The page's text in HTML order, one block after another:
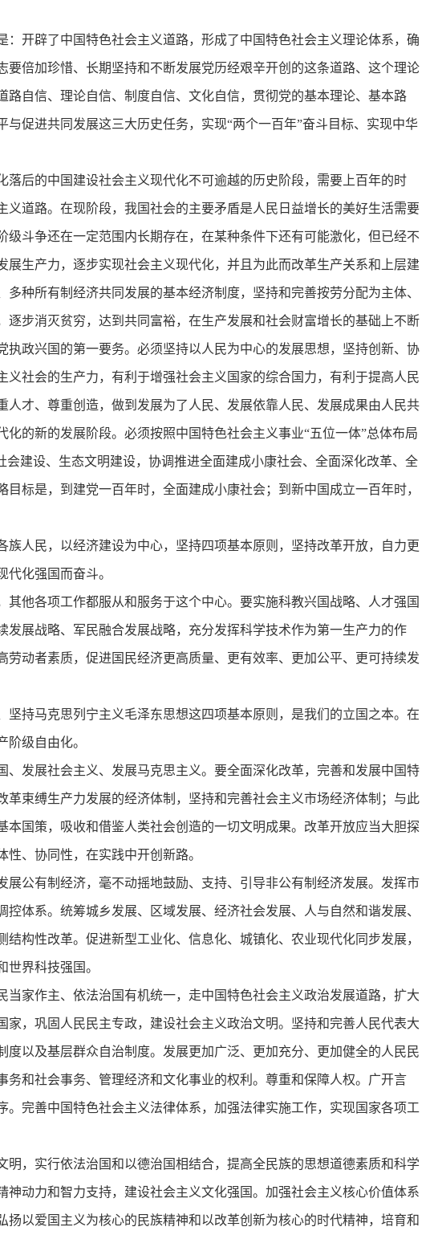
开辟了中国特色社会主义道路，形成了中国特色社会主义理论体系，确
倍加珍惜、长期坚持和不断发展党历经艰辛开创的这条道路、这个理论
自信、理论自信、制度自信、文化自信，贯彻党的基本理论、基本路
促进共同发展这三大历史任务，实现“两个一百年”奋斗目标、实现中华
后的中国建设社会主义现代化不可逾越的历史阶段，需要上百年的时
道路。在现阶段，我国社会的主要矛盾是人民日益增长的美好生活需要
斗争还在一定范围内长期存在，在某种条件下还有可能激化，但已经不
生产力，逐步实现社会主义现代化，并且为此而改革生产关系和上层建
种所有制经济共同发展的基本经济制度，坚持和完善按劳分配为主体、
步消灭贫穷，达到共同富裕，在生产发展和社会财富增长的基础上不断
政兴国的第一要务。必须坚持以人民为中心的发展思想，坚持创新、协
社会的生产力，有利于增强社会主义国家的综合国力，有利于提高人民
才、尊重创造，做到发展为了人民、发展依靠人民、发展成果由人民共
的新的发展阶段。必须按照中国特色社会主义事业“五位一体”总体布局
建设、生态文明建设，协调推进全面建成小康社会、全面深化改革、全
标是，到建党一百年时，全面建成小康社会；到新中国成立一百年时，
人民，以经济建设为中心，坚持四项基本原则，坚持改革开放，自力更
化强国而奋斗。
他各项工作都服从和服务于这个中心。要实施科教兴国战略、人才强国
展战略、军民融合发展战略，充分发挥科学技术作为第一生产力的作
动者素质，促进国民经济更高质量、更有效率、更加公平、更可持续发
持马克思列宁主义毛泽东思想这四项基本原则，是我们的立国之本。在
级自由化。
发展社会主义、发展马克思主义。要全面深化改革，完善和发展中国特
束缚生产力发展的经济体制，坚持和完善社会主义市场经济体制；与此
国策，吸收和借鉴人类社会创造的一切文明成果。改革开放应当大胆探
、协同性，在实践中开创新路。
公有制经济，毫不动摇地鼓励、支持、引导非公有制经济发展。发挥市
体系。统筹城乡发展、区域发展、经济社会发展、人与自然和谐发展、
构性改革。促进新型工业化、信息化、城镇化、农业现代化同步发展，
界科技强国。
家作主、依法治国有机统一，走中国特色社会主义政治发展道路，扩大
，巩固人民民主专政，建设社会主义政治文明。坚持和完善人民代表大
以及基层群众自治制度。发展更加广泛、更加充分、更加健全的人民民
和社会事务、管理经济和文化事业的权利。尊重和保障人权。广开言
完善中国特色社会主义法律体系，加强法律实施工作，实现国家各项工
，实行依法治国和以德治国相结合，提高全民族的思想道德素质和科学
动力和智力支持，建设社会主义文化强国。加强社会主义核心价值体系
以爱国主义为核心的民族精神和以改革创新为核心的时代精神，培育和